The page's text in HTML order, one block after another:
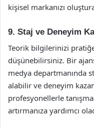
kişisel markanızı
9. Staj ve Deneyim
Teorik bilgilerinizi
düşünebilirsiniz. Bir
medya departmanında
alabilir ve deneyim
profesyonellerle
artırmanıza yardımcı